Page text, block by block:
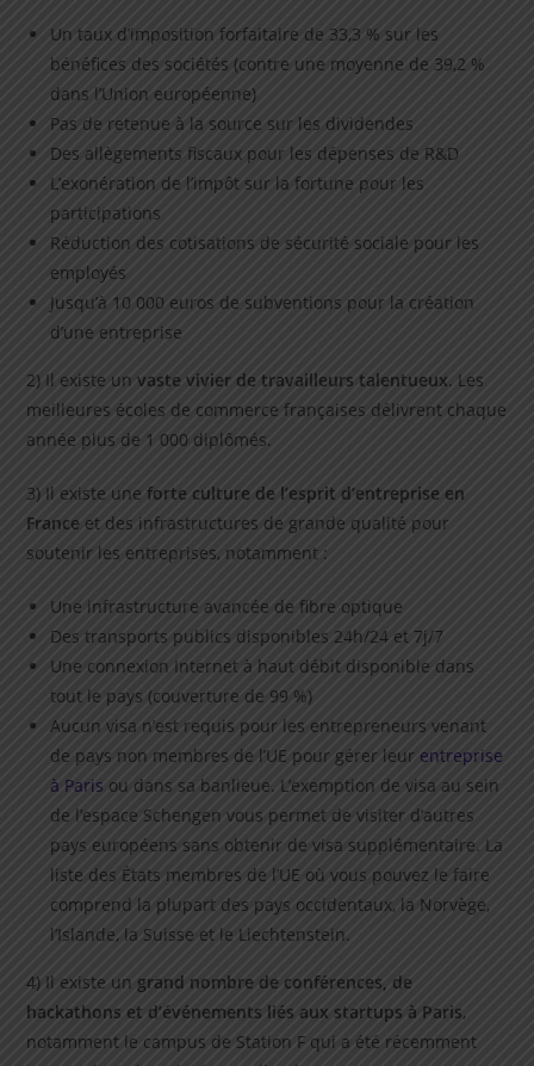
Un taux d’imposition forfaitaire de 33,3 % sur les
bénéfices des sociétés (contre une moyenne de 39,2 %
dans l’Union européenne)
Pas de retenue à la source sur les dividendes
Des allègements fiscaux pour les dépenses de R&D
L’exonération de l’impôt sur la fortune pour les
participations
Réduction des cotisations de sécurité sociale pour les
employés
Jusqu’à 10 000 euros de subventions pour la création
d’une entreprise
2) Il existe unvaste vivier de travailleurs talentueux. Les
meilleures écoles de commerce françaises délivrent chaque
année plus de 1 000 diplômés.
3) Il existe une forte culture de l’esprit d’entreprise en
France et des infrastructures de grande qualité pour
soutenir les entreprises, notamment :
Une infrastructure avancée de fibre optique
Des transports publics disponibles 24h/24 et 7j/7
Une connexion Internet à haut débit disponible dans
tout le pays (couverture de 99 %)
Aucun visa n’est requis pour les entrepreneurs venant
de pays non membres de l’UE pour gérer leur entreprise
à Paris ou dans sa banlieue. L’exemption de visa au sein
de l’espace Schengen vous permet de visiter d’autres
pays européens sans obtenir de visa supplémentaire. La
liste des États membres de l’UE où vous pouvez le faire
comprend la plupart des pays occidentaux, la Norvège,
l’Islande, la Suisse et le Liechtenstein.
4) Il existe un grand nombre de conférences, de
hackathons et d’événements liés aux startups à Paris,
notamment le campus de Station F qui a été récemment